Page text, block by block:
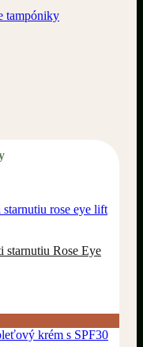
tampóniky
starnutiu Rose Eye